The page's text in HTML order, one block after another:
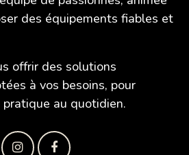
des équipements fiables et
offrir des solutions
à vos besoins, pour
au quotidien.